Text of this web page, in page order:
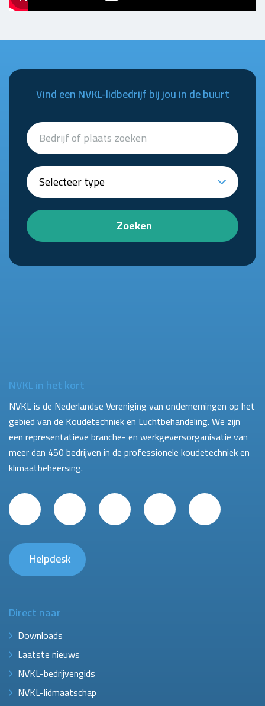
Vind een NVKL-lidbedrijf bij jou in de buurt
Zoeken
NVKL in het kort
NVKL is de Nederlandse Vereniging van ondernemingen op het
gebied van de Koudetechniek en Luchtbehandeling. We zijn
een representatieve branche- en werkgeversorganisatie van
meer dan 450 bedrijven in de professionele koudetechniek en
klimaatbeheersing.
Helpdesk
Direct naar
Downloads
Laatste nieuws
NVKL-bedrijvengids
NVKL-lidmaatschap